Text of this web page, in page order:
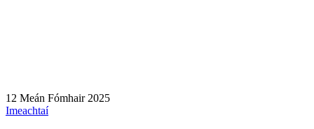
12 Meán Fómhair 2025
Imeachtaí